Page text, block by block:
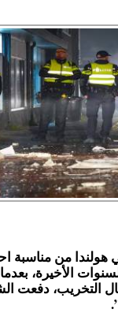
ليلة رأس السنة الميلادية 2026 في هولندا
الأخيرة،
التخريب، دفعت